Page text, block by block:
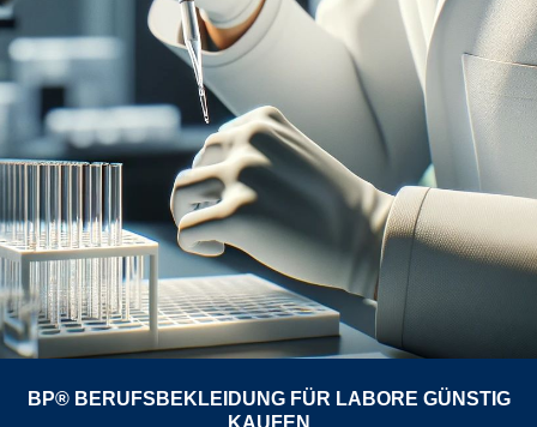
BP® BERUFSBEKLEIDUNG FÜR LABORE GÜNSTIG